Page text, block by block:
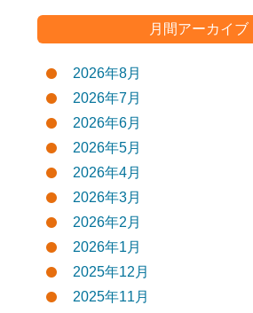
月間アーカイブ
2026年8月
2026年7月
2026年6月
2026年5月
2026年4月
2026年3月
2026年2月
2026年1月
2025年12月
2025年11月